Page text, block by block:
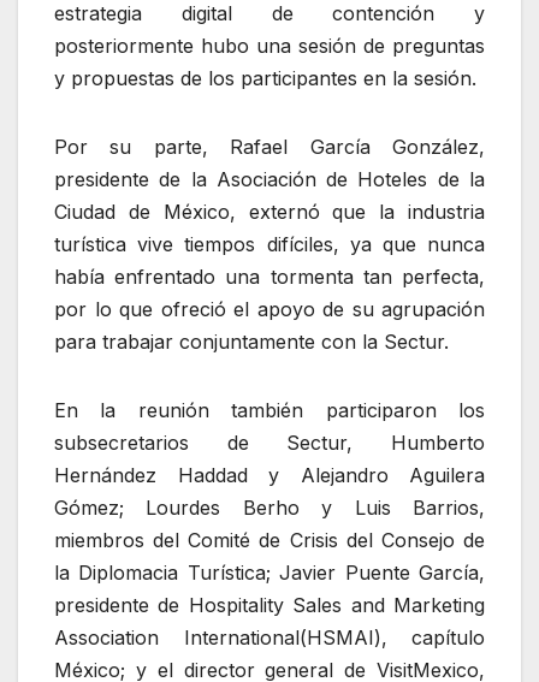
estrategia digital de contención y
posteriormente hubo una sesión de preguntas
y propuestas de los participantes en la sesión.
Por su parte, Rafael García González,
presidente de la Asociación de Hoteles de la
Ciudad de México, externó que la industria
turística vive tiempos difíciles, ya que nunca
había enfrentado una tormenta tan perfecta,
por lo que ofreció el apoyo de su agrupación
para trabajar conjuntamente con la Sectur.
En la reunión también participaron los
subsecretarios de Sectur, Humberto
Hernández Haddad y Alejandro Aguilera
Gómez; Lourdes Berho y Luis Barrios,
miembros del Comité de Crisis del Consejo de
la Diplomacia Turística; Javier Puente García,
presidente de Hospitality Sales and Marketing
Association International(HSMAI), capítulo
México; y el director general de VisitMexico,